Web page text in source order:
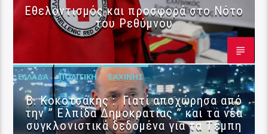
Εθελοντισμός και προσφορά στο Νότο
του Ρεθύμνου
ΕΛΛΆΔΑ ΠΟΛΙΤΙΚΉ ΣΑΧΊΝΗΣ
Β. Κοκοτσάκης : Γιατί αποχώρησα από
την ” Ελπίδα Δημοκρατίας ” και τα νέα
συγκλονιστικά δεδομένα για τα Τέμπη